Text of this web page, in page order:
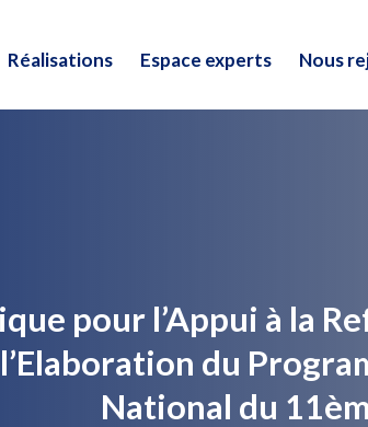
Réalisations Espace experts Nous
Réalisations Espace experts Nous
pour l’Appui à la
du
National du